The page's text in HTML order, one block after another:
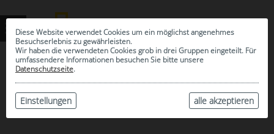
Diese Website verwendet Cookies um ein möglichst angenehmes
Besuchserlebnis zu gewährleisten.
Wir haben die verwendeten Cookies grob in drei Gruppen eingeteilt. Für
umfassendere Informationen besuchen Sie bitte unsere
Datenschutzseite.
alle akzeptieren
Einstellungen
ARCHIV